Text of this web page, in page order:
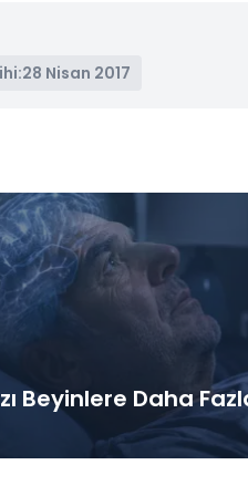
28 Nisan 2017
Beyinlere Daha